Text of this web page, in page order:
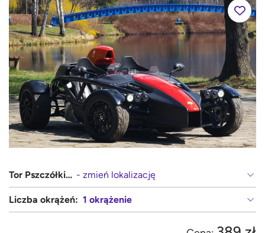
Tor Pszczółki (Gdańsk, Pruszcz Gdański) - zmień lokalizację
Liczba okrążeń: 1 okrążenie